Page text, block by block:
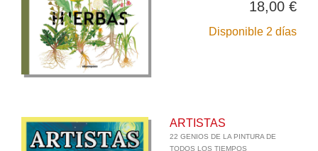
18,00 €
Disponible 2 días
ARTISTAS
22 GENIOS DE LA PINTURA DE
TODOS LOS TIEMPOS